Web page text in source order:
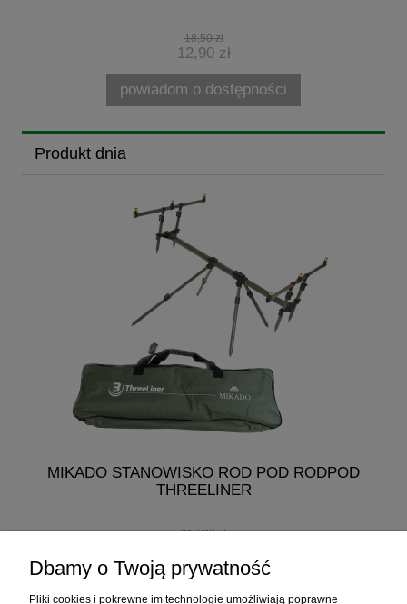
18,50 zł
12,90 zł
powiadom o dostępności
Produkt dnia
MIKADO STANOWISKO ROD POD RODPOD
THREELINER
217,00 zł
Dbamy o Twoją prywatność
Pliki cookies i pokrewne im technologie umożliwiają poprawne